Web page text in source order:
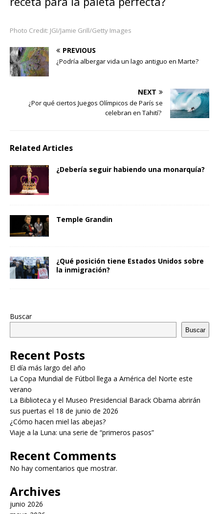
Photo Credit: JGI/Jamie Grill/Getty Images
PREVIOUS
¿Podría albergar vida un lago antiguo en Marte?
NEXT
¿Por qué ciertos Juegos Olímpicos de París se
celebran en Tahití?
Related Articles
¿Debería seguir habiendo una monarquía?
Temple Grandin
¿Qué posición tiene Estados Unidos sobre
la inmigración?
Buscar
Buscar
Recent Posts
El día más largo del año
La Copa Mundial de Fútbol llega a América del Norte este
verano
La Biblioteca y el Museo Presidencial Barack Obama abrirán
sus puertas el 18 de junio de 2026
¿Cómo hacen miel las abejas?
Viaje a la Luna: una serie de “primeros pasos”
Recent Comments
No hay comentarios que mostrar.
Archives
junio 2026